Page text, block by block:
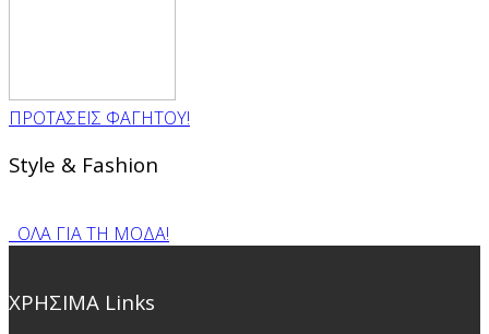
ΠΡΟΤΑΣΕΙΣ ΦΑΓΗΤΟΥ!
Style & Fashion
ΟΛΑ ΓΙΑ ΤΗ ΜΟΔΑ!
ΧΡΗΣΙΜΑ Links